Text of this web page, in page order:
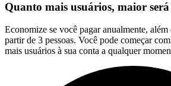
Quanto mais usuários, maior será
Economize se você pagar anualmente, além
partir de 3 pessoas. Você pode começar
mais usuários à sua conta a qualquer